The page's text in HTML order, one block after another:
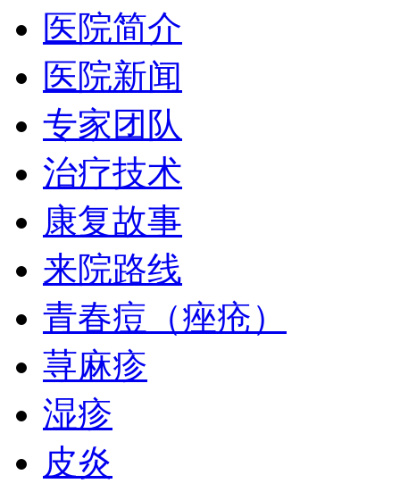
医院简介
医院新闻
专家团队
治疗技术
康复故事
来院路线
青春痘（痤疮）
荨麻疹
湿疹
皮炎